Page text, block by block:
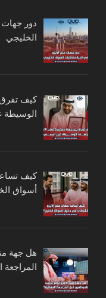
دور جهات
الخليجي
كيف تفرق
الوسيطة
كيف
أسواق
هل جهة
المراجعة